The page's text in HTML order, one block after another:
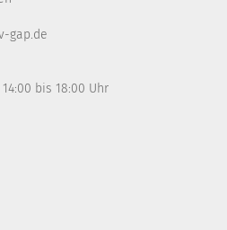
gap.de
bis 18:00 Uhr